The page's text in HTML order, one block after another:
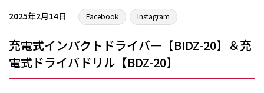
2025年2月14日 Facebook Instagram
充電式インパクトドライバー【BIDZ-20】＆充
電式ドライバドリル【BDZ-20】